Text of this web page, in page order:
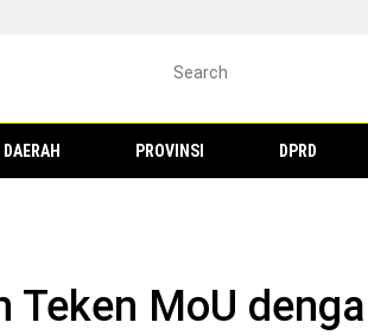
DAERAH PROVINSI DPRD
Teken MoU